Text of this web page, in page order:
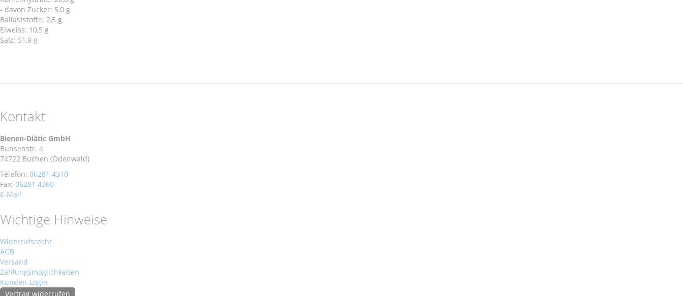
- davon Zucker: 5,0 g
Ballaststoffe: 2,5 g
Eiweiss: 10,5 g
Salz: 51,9 g
Kontakt
Bienen-Diätic GmbH
Bunsenstr. 4
74722 Buchen (Odenwald)
Telefon: 06281 4310
Fax: 06281 4360
E-Mail
Wichtige Hinweise
Widerrufsrecht
AGB
Versand
Zahlungsmöglichkeiten
Kunden-Login
Vertrag widerrufen